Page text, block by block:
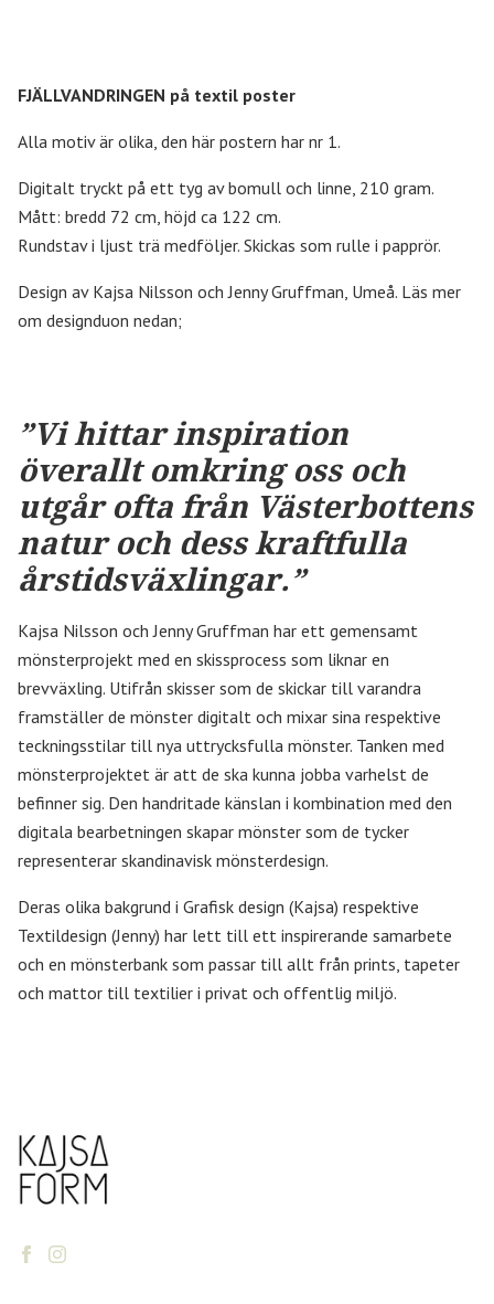
FJÄLLVANDRINGEN på textil poster
Alla motiv är olika, den här postern har nr 1.
Digitalt tryckt på ett tyg av bomull och linne, 210 gram.
Mått: bredd 72 cm, höjd ca 122 cm.
Rundstav i ljust trä medföljer. Skickas som rulle i papprör.
Design av Kajsa Nilsson och Jenny Gruffman, Umeå. Läs mer
om designduon nedan;
”Vi hittar inspiration
överallt omkring oss och
utgår ofta från Västerbottens
natur och dess kraftfulla
årstidsväxlingar.”
Kajsa Nilsson och Jenny Gruffman har ett gemensamt
mönsterprojekt med en skissprocess som liknar en
brevväxling. Utifrån skisser som de skickar till varandra
framställer de mönster digitalt och mixar sina respektive
teckningsstilar till nya uttrycksfulla mönster. Tanken med
mönsterprojektet är att de ska kunna jobba varhelst de
befinner sig. Den handritade känslan i kombination med den
digitala bearbetningen skapar mönster som de tycker
representerar skandinavisk mönsterdesign.
Deras olika bakgrund i Grafisk design (Kajsa) respektive
Textildesign (Jenny) har lett till ett inspirerande samarbete
och en mönsterbank som passar till allt från prints, tapeter
och mattor till textilier i privat och offentlig miljö.